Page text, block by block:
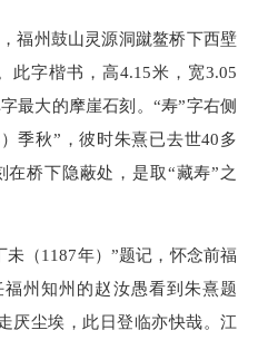
州鼓山灵源洞蹴鳌桥下西壁
此字楷书，高4.15米，宽3.05
最大的摩崖石刻。“寿”字右侧
季秋”，彼时朱熹已去世40多
桥下隐蔽处，是取“藏寿”之
（1187年）”题记，怀念前福
州知州的赵汝愚看到朱熹题
厌尘埃，此日登临亦快哉。江